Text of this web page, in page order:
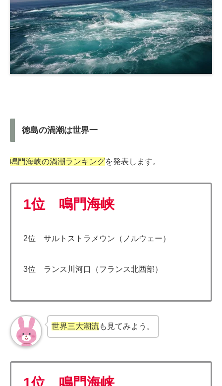
徳島の渦潮は世界一
鳴門海峡の渦潮ランキングを発表します。
1位 鳴門海峡
2位 サルトストラメウン（ノルウェー）
3位 ランス川河口（フランス北西部）
世界三大潮流も見てみよう。
1位 鳴門海峡